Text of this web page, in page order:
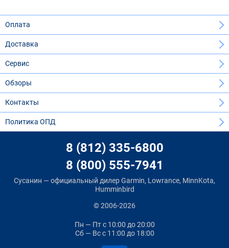
Оплата
Доставка
Сервис
Обзоры
Контакты
Политика ОПД
8 (812) 335-6800
8 (800) 555-7941
Сусанин — официальный дилер Garmin, Lowrance, MinnKota,
Humminbird
© 2006-2026
Пн — Птс 10:00 до 20:00
Сб — Всс 11:00 до 18:00